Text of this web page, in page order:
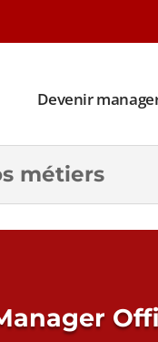
Devenir
métiers